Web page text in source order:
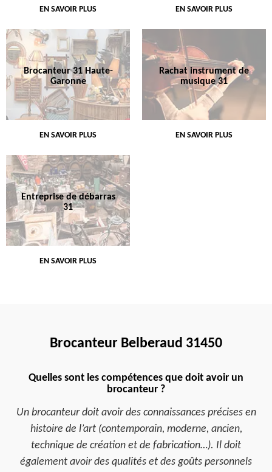
EN SAVOIR PLUS EN SAVOIR PLUS
Brocanteur 31 Haute-
Garonne
EN SAVOIR PLUS
Rachat instrument de
musique 31
EN SAVOIR PLUS
Entreprise de débarras
31
EN SAVOIR PLUS
Brocanteur Belberaud 31450
Quelles sont les compétences que doit avoir un
brocanteur ?
Un brocanteur doit avoir des connaissances précises en
histoire de l’art (contemporain, moderne, ancien,
technique de création et de fabrication…). Il doit
également avoir des qualités et des goûts personnels